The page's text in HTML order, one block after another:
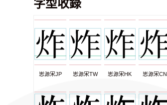
思源宋JP 思源宋TW 思源宋HK 思源宋CN